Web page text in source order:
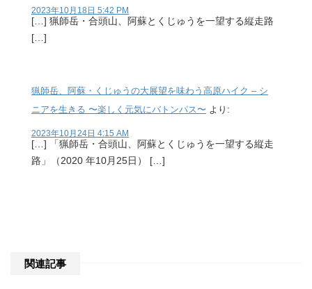
2023年10月18日 5:42 PM
[…] 猟師岳・合頭山、阿蘇とくじゅうを一望する縦走路
[…]
猟師岳、阿蘇・くじゅうの大展望を味わう高原ハイク – シ
ニアを生きる 〜楽しく元気にバトンパス〜 より:
2023年10月24日 4:15 AM
[…] 「猟師岳・合頭山、阿蘇とくじゅうを一望する縦走
路」（2020 年10月25日） […]
関連記事